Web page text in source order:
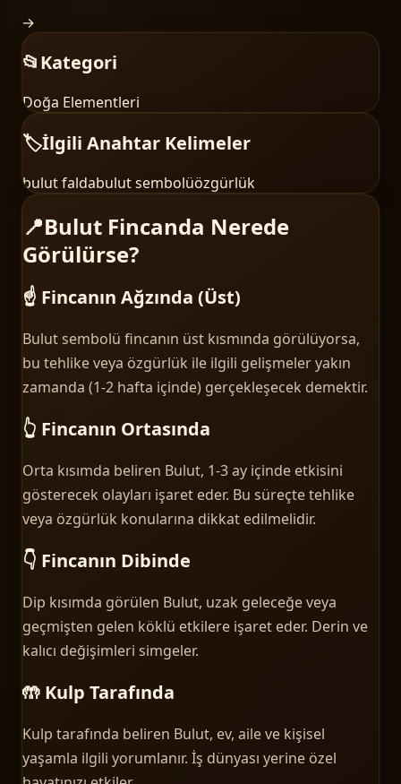
→
📂Kategori
Doğa Elementleri
🏷️İlgili Anahtar Kelimeler
bulut faldabulut sembolüözgürlük
📍Bulut Fincanda Nerede
Görülürse?
☝️ Fincanın Ağzında (Üst)
Bulut sembolü fincanın üst kısmında görülüyorsa,
bu tehlike veya özgürlük ile ilgili gelişmeler yakın
zamanda (1-2 hafta içinde) gerçekleşecek demektir.
👆 Fincanın Ortasında
Orta kısımda beliren Bulut, 1-3 ay içinde etkisini
gösterecek olayları işaret eder. Bu süreçte tehlike
veya özgürlük konularına dikkat edilmelidir.
👇 Fincanın Dibinde
Dip kısımda görülen Bulut, uzak geleceğe veya
geçmişten gelen köklü etkilere işaret eder. Derin ve
kalıcı değişimleri simgeler.
🤲 Kulp Tarafında
Kulp tarafında beliren Bulut, ev, aile ve kişisel
yaşamla ilgili yorumlanır. İş dünyası yerine özel